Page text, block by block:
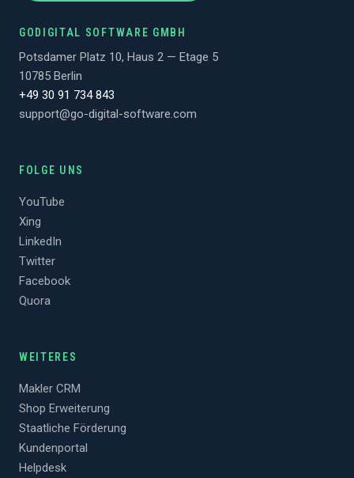
GODIGITAL SOFTWARE GMBH
Potsdamer Platz 10, Haus 2 — Etage 5
10785 Berlin
+49 30 91 734 843
support@go-digital-software.com
FOLGE UNS
YouTube
Xing
LinkedIn
Twitter
Facebook
Quora
WEITERES
Makler CRM
Shop Erweiterung
Staatliche Förderung
Kundenportal
Helpdesk